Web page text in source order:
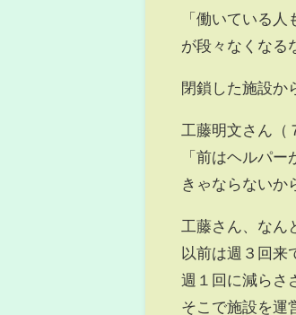
「働いている
が段々なくなる
閉鎖した施設か
工藤明文さん（
「前はヘルパ
きゃならないか
工藤さん、なん
以前は週３回来
週１回に減らさ
そこで施設を運